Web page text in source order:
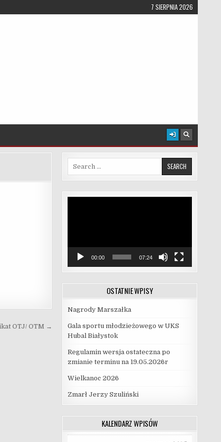
7 SIERPNIA 2026
OTJ/ OTM →
Search for:
00:00 07:24
OSTATNIE WPISY
Nagrody Marszałka
Gala sportu młodzieżowego w UKS
Hubal Białystok
Regulamin wersja ostateczna po
zmianie terminu na 19.05.2026r
Wielkanoc 2026
Zmarł Jerzy Szuliński
KALENDARZ WPISÓW